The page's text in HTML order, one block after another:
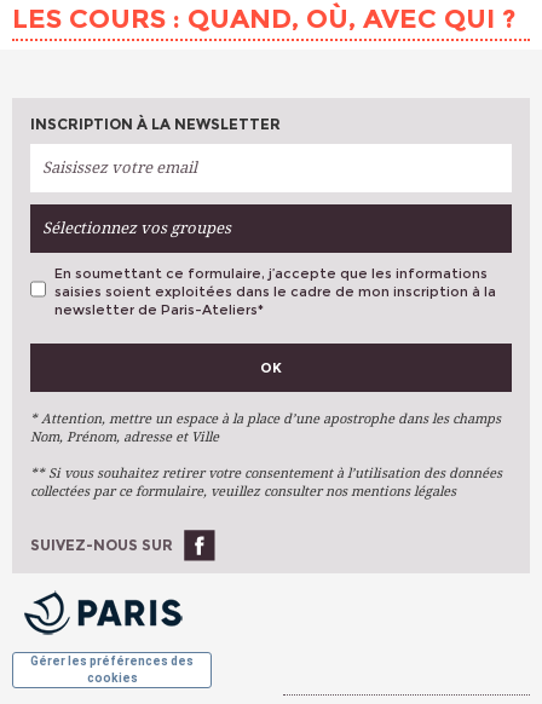
INFOS PRATIQUES
LES COURS : QUAND, OÙ, AVEC QUI ?
INSCRIPTION À LA NEWSLETTER
Sélectionnez vos groupes
VOS PRÉFÉRENCES
Arts Plastiques
Arts Du Texte
Arts Numériques
Ateliers À L'année
En soumettant ce formulaire, j’accepte que les informations
saisies soient exploitées dans le cadre de mon inscription à la
newsletter de Paris-Ateliers*
OK
* Attention, mettre un espace à la place d’une apostrophe dans les champs
Nom, Prénom, adresse et Ville
** Si vous souhaitez retirer votre consentement à l’utilisation des données
collectées par ce formulaire, veuillez consulter nos mentions légales
SUIVEZ-NOUS SUR
Gérer les préférences des
cookies